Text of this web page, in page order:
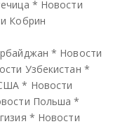
* Новости
Кобрин
* Новости
Узбекистан *
* Новости
Польша *
* Новости